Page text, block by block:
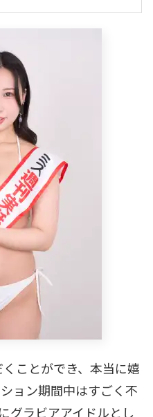
ことができ、本当に嬉
ョン期間中はすごく不
グラビアアイドルとし